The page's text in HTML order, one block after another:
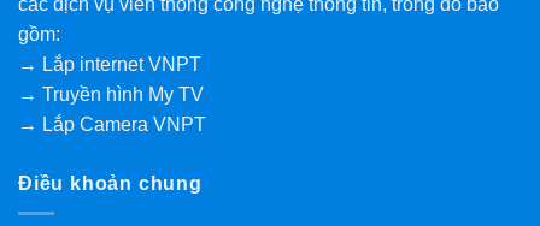
các dịch vụ viễn thông công nghệ thông tin, trong đó bao
gồm:
→ Lắp internet VNPT
→ Truyền hình My TV
→ Lắp Camera VNPT
Điều khoản chung